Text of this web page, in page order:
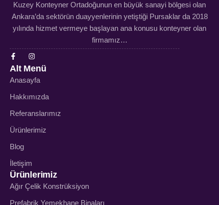
Kuzey Konteyner Ortadoğunun en büyük sanayi bölgesi olan
Ankara’da sektörün duayyenlerinin yetiştiği Pursaklar da 2018
yılında hizmet vermeye başlayan ana konusu konteyner olan
firmamız…
Alt Menü
Anasayfa
Hakkımızda
Referanslarımız
Ürünlerimiz
Blog
İletişim
Ürünlerimiz
Ağır Çelik Konstrüksiyon
Prefabrik Yemekhane Binaları